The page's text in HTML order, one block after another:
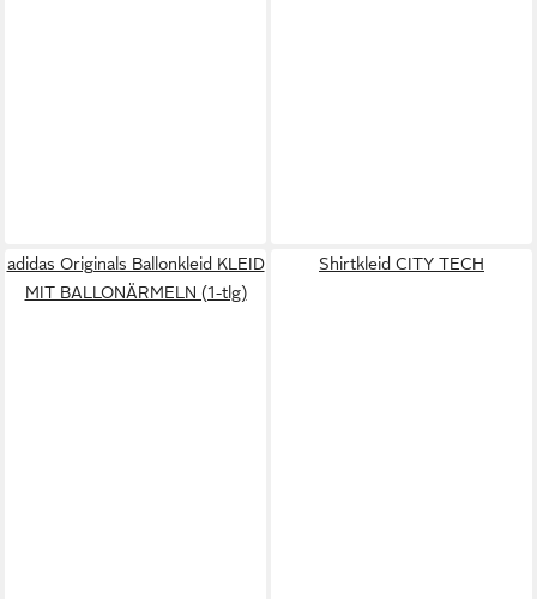
adidas Originals Ballonkleid KLEID
MIT BALLONÄRMELN (1-tlg)
Shirtkleid CITY TECH